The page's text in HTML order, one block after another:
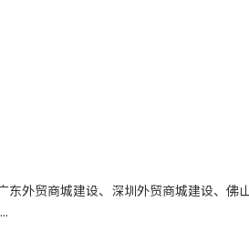
外贸商城建设、深圳外贸商城建设、佛